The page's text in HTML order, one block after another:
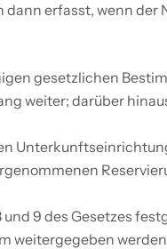
dann erfasst, wenn der
gesetzlichen
weiter; darüber
9 des Gesetzes
weitergegeben